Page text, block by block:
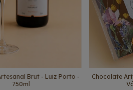
Brut - Luiz Porto -
750ml
Chocolate